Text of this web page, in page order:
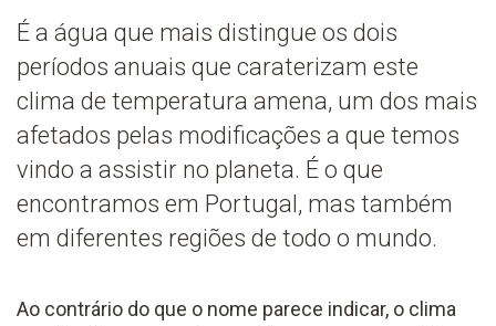
É a água que mais distingue os dois
períodos anuais que caraterizam este
clima de temperatura amena, um dos mais
afetados pelas modificações a que temos
vindo a assistir no planeta. É o que
encontramos em Portugal, mas também
em diferentes regiões de todo o mundo.
Ao contrário do que o nome parece indicar, o clima